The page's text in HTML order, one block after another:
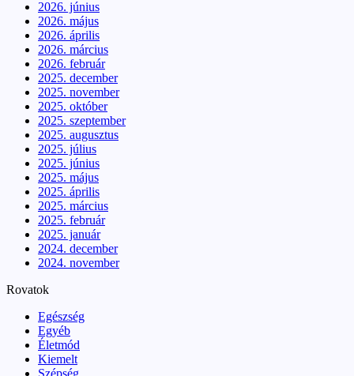
2026. június
2026. május
2026. április
2026. március
2026. február
2025. december
2025. november
2025. október
2025. szeptember
2025. augusztus
2025. július
2025. június
2025. május
2025. április
2025. március
2025. február
2025. január
2024. december
2024. november
Rovatok
Egészség
Egyéb
Életmód
Kiemelt